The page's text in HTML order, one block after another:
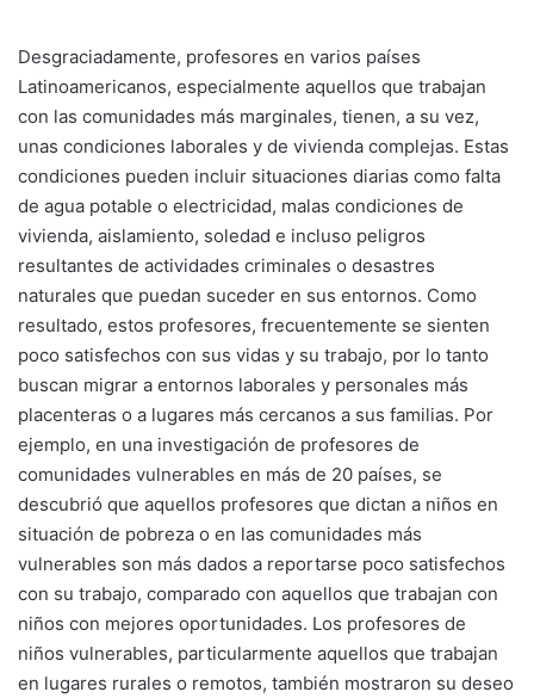
Desgraciadamente, profesores en varios países
Latinoamericanos, especialmente aquellos que trabajan
con las comunidades más marginales, tienen, a su vez,
unas condiciones laborales y de vivienda complejas. Estas
condiciones pueden incluir situaciones diarias como falta
de agua potable o electricidad, malas condiciones de
vivienda, aislamiento, soledad e incluso peligros
resultantes de actividades criminales o desastres
naturales que puedan suceder en sus entornos. Como
resultado, estos profesores, frecuentemente se sienten
poco satisfechos con sus vidas y su trabajo, por lo tanto
buscan migrar a entornos laborales y personales más
placenteras o a lugares más cercanos a sus familias. Por
ejemplo, en una investigación de profesores de
comunidades vulnerables en más de 20 países, se
descubrió que aquellos profesores que dictan a niños en
situación de pobreza o en las comunidades más
vulnerables son más dados a reportarse poco satisfechos
con su trabajo, comparado con aquellos que trabajan con
niños con mejores oportunidades. Los profesores de
niños vulnerables, particularmente aquellos que trabajan
en lugares rurales o remotos, también mostraron su deseo